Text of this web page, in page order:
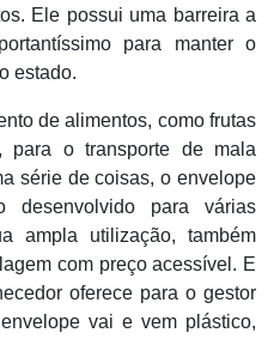
Ele possui uma barreira a
para manter o
estado.
de alimentos, como frutas
para o transporte de mala
série de coisas, o envelope
para várias
ampla utilização, também
com preço acessível. E
oferece para o gestor
vai e vem plástico,